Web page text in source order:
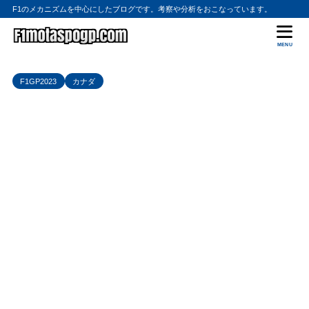
F1のメカニズムを中心にしたブログです。考察や分析をおこなっています。
MENU
F1GP2023 カナダ